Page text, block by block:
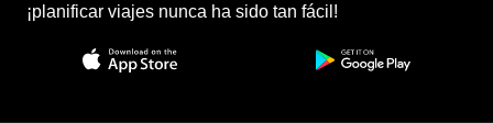
¡planificar viajes nunca ha sido tan fácil!